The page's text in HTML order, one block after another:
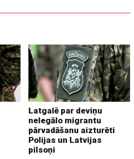
Latgalē par deviņu
nelegālo migrantu
pārvadāšanu aizturēti
Polijas un Latvijas
pilsoņi